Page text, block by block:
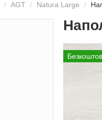
AGT Natura Large